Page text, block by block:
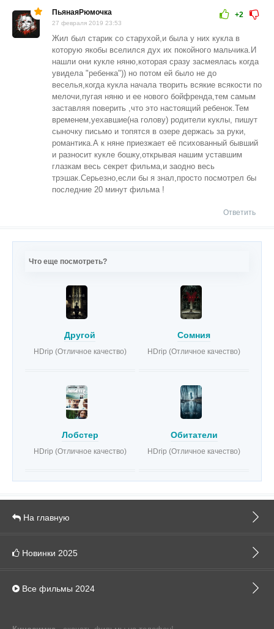
+2
ПьянаяРюмочка
27 февраля 2019 23:53
Жил был старик со старухой,и была у них кукла в
которую якобы вселился дух их покойного мальчика.И
нашли они кукле няню,которая сразу засмеялась когда
увидела "ребенка")) но потом ей было не до
веселья,когда кукла начала творить всякие всякости по
мелочи,пугая няню и ее нового бойфренда,тем самым
заставляя поверить ,что это настоящий ребенок.Тем
временем,уехавшие(на голову) родители куклы, пишут
сыночку письмо и топятся в озере держась за руки,
романтика.А к няне приезжает её психованный бывший
и разносит кукле бошку,открывая нашим уставшим
глазкам весь секрет фильма,и заодно весь
трэшак.Серьезно,если бы я знал,просто посмотрел бы
последние 20 минут фильма !
Ответить
Что еще посмотреть?
Другой
HDrip (Отличное качество)
Сомния
HDrip (Отличное качество)
Лобстер
HDrip (Отличное качество)
Обитатели
HDrip (Отличное качество)
На главную
Новинки 2025
Все фильмы 2024